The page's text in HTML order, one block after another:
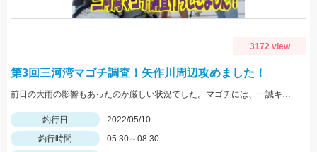
3172 view
第3回三河湾マゴチ調査！矢作川周辺攻めました！
前日の大雨の影響もあったのか厳しい状況でした。マゴチには、一誠キャラメルシャッドが使いやすくオススメ！
釣行日
2022/05/10
釣行時間
05:30～08:30